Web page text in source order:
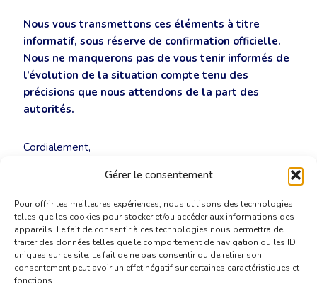
Gérer le consentement
Pour offrir les meilleures expériences, nous utilisons des technologies
telles que les cookies pour stocker et/ou accéder aux informations des
appareils. Le fait de consentir à ces technologies nous permettra de
traiter des données telles que le comportement de navigation ou les ID
uniques sur ce site. Le fait de ne pas consentir ou de retirer son
consentement peut avoir un effet négatif sur certaines caractéristiques et
fonctions.
Nous vous transmettons ces éléments à titre
informatif, sous réserve de confirmation officielle.
Nous ne manquerons pas de vous tenir informés de
l’évolution de la situation compte tenu des
précisions que nous attendons de la part des
autorités.
Cordialement,